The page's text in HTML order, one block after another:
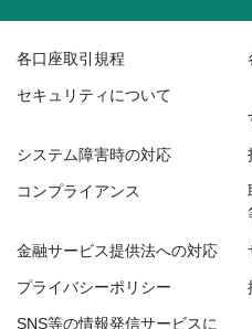
各口座取引規程
セキュリティについて
システム障害時の対応
コンプライアンス
金融サービス提供法への対応
プライバシーポリシー
SNS等の情報発信サービスに